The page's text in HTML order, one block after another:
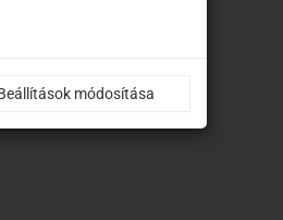
és
módosítása